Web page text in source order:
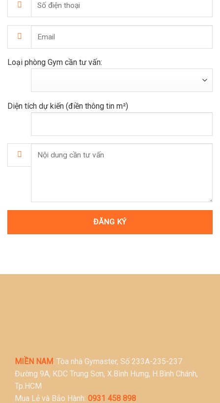
Loại phòng Gym cần tư vấn:
Diện tích dự kiến (điền thông tin m²)
MIỀN NAM: Tòa nhà Gymaster, Số 233A-235-237
Đường 9A, KDC Trung Sơn, X.Bình Hưng, H.Bình Chánh,
Tp.HCM
Mua Lẻ và Bảo Hành: 0931 458 898